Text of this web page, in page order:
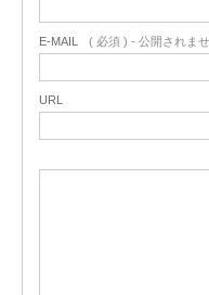
E-MAIL ( 必須 ) - 公開されま
URL